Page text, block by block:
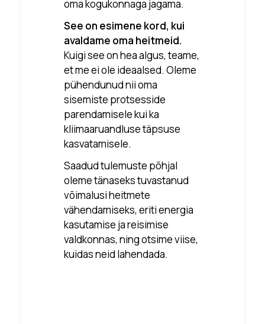
oma kogukonnaga jagama.
See on esimene kord, kui
avaldame oma heitmeid.
Kuigi see on hea algus, teame,
et me ei ole ideaalsed. Oleme
pühendunud nii oma
sisemiste protsesside
parendamisele kui ka
kliimaaruandluse täpsuse
kasvatamisele.
Saadud tulemuste põhjal
oleme tänaseks tuvastanud
võimalusi heitmete
vähendamiseks, eriti energia
kasutamise ja reisimise
valdkonnas, ning otsime viise,
kuidas neid lahendada.